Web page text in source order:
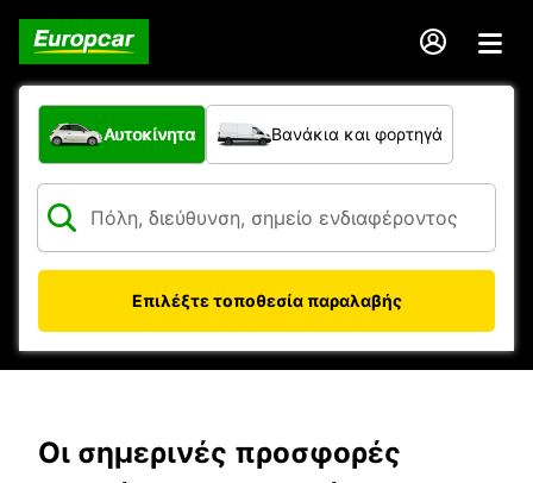
Τι τύπος οχήματος;
Αυτοκίνητα Βανάκια και φορτηγά
Επιλέξτε τοποθεσία παραλαβής
Οι σημερινές προσφορές